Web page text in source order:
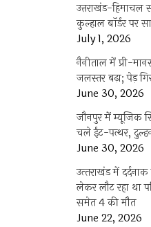
उत्तराखंड-हिमाचल
कुल्हाल बॉर्डर पर
July 1, 2026
नैनीताल में प्री-
जलस्तर बढ़ा; पेड़
June 30, 2026
जौनपुर में म्यूजिक
चले ईंट-पत्थर,
June 30, 2026
उत्‍तराखंड में
लेकर लौट रहा था
समेत 4 की मौत
June 22, 2026